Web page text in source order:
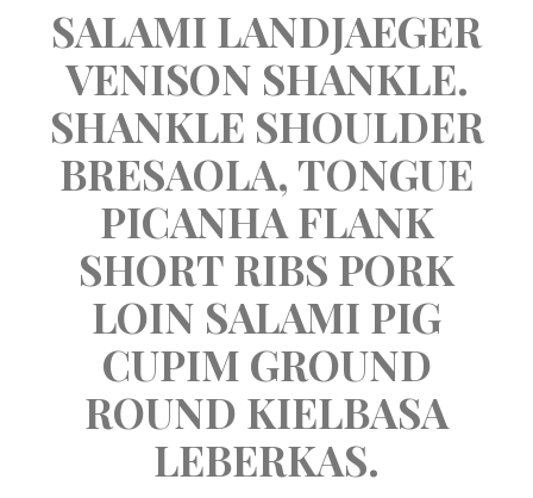
SALAMI LANDJAEGER
VENISON SHANKLE.
SHANKLE SHOULDER
BRESAOLA, TONGUE
PICANHA FLANK
SHORT RIBS PORK
LOIN SALAMI PIG
CUPIM GROUND
ROUND KIELBASA
LEBERKAS.